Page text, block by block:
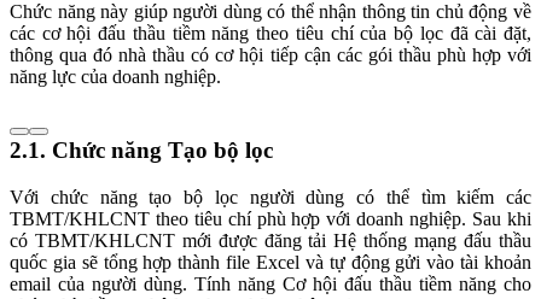
Chức năng này giúp người dùng có thể nhận thông tin chủ động về
các cơ hội đấu thầu tiềm năng theo tiêu chí của bộ lọc đã cài đặt,
thông qua đó nhà thầu có cơ hội tiếp cận các gói thầu phù hợp với
năng lực của doanh nghiệp.
2.1. Chức năng Tạo bộ lọc
Với chức năng tạo bộ lọc người dùng có thể tìm kiếm các
TBMT/KHLCNT theo tiêu chí phù hợp với doanh nghiệp. Sau khi
có TBMT/KHLCNT mới được đăng tải Hệ thống mạng đấu thầu
quốc gia sẽ tổng hợp thành file Excel và tự động gửi vào tài khoản
email của người dùng. Tính năng Cơ hội đấu thầu tiềm năng cho